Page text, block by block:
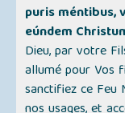
puris méntibus,
eúndem
Dieu, par votre
allumé pour Vos
sanctifiez ce Feu